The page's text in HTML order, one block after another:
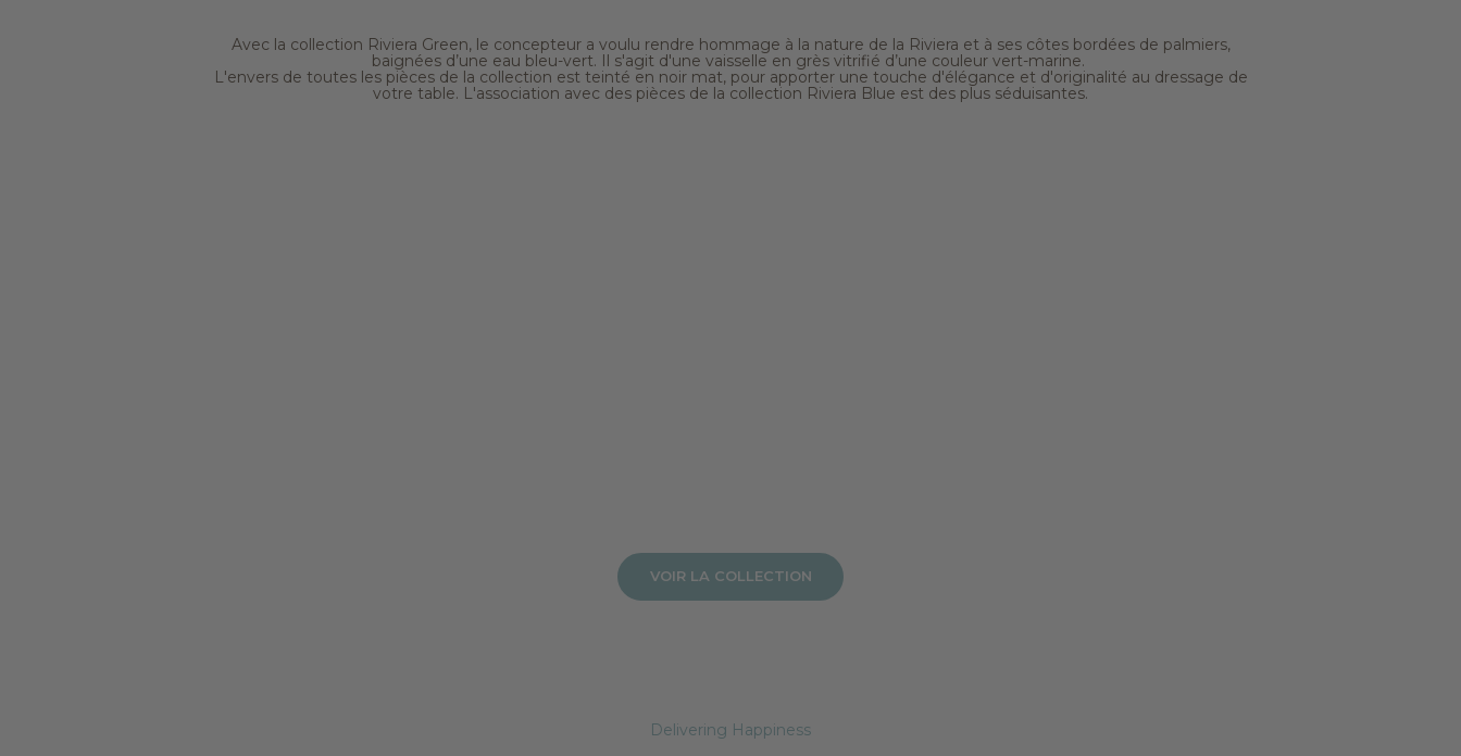
Avec la collection Riviera Green, le concepteur a voulu rendre hommage à la nature de la Riviera et à ses côtes bordées de palmiers,
baignées d’une eau bleu-vert. Il s'agit d'une vaisselle en grès vitrifié d’une couleur vert-marine.
L'envers de toutes les pièces de la collection est teinté en noir mat, pour apporter une touche d'élégance et d'originalité au dressage de
votre table. L'association avec des pièces de la collection Riviera Blue est des plus séduisantes.
VOIR LA COLLECTION
Delivering Happiness